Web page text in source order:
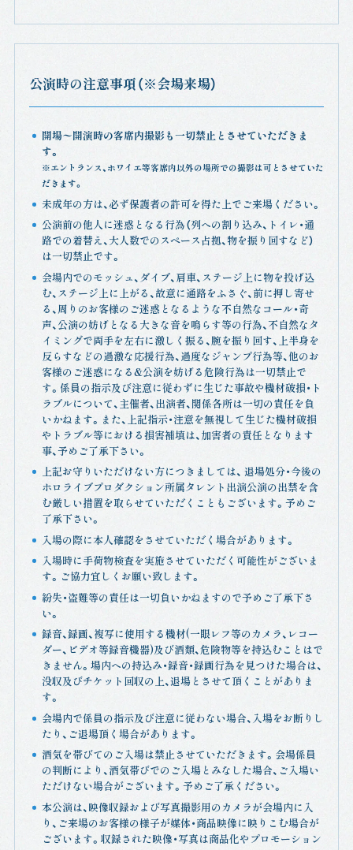
公演時の注意事項（※会場来場）
開場〜開演時の客席内撮影も一切禁止とさせていただきま
す。
※エントランス、ホワイエ等客席内以外の場所での撮影は可とさせていた
だきます。
未成年の方は、必ず保護者の許可を得た上でご来場ください。
公演前の他人に迷惑となる行為（列への割り込み、トイレ・通
路での着替え、大人数でのスペース占拠、物を振り回すなど）
は一切禁止です。
会場内でのモッシュ、ダイブ、肩車、ステージ上に物を投げ込
む、ステージ上に上がる、故意に通路をふさぐ、前に押し寄せ
る、周りのお客様のご迷惑となるような不自然なコール・奇
声、公演の妨げとなる大きな音を鳴らす等の行為、不自然なタ
イミングで両手を左右に激しく振る、腕を振り回す、上半身を
反らすなどの過激な応援行為、過度なジャンプ行為等、他のお
客様のご迷惑になる&公演を妨げる危険行為は一切禁止で
す。係員の指示及び注意に従わずに生じた事故や機材破損・ト
ラブルについて、主催者、出演者、関係各所は一切の責任を負
いかねます。また、上記指示・注意を無視して生じた機材破損
やトラブル等における損害補填は、加害者の責任となります
事、予めご了承下さい。
上記お守りいただけない方につきましては、 退場処分・今後の
ホロライブプロダクション所属タレント出演公演の出禁を含
む厳しい措置を取らせていただくこともございます。予めご
了承下さい。
入場の際に本人確認をさせていただく場合があります。
入場時に手荷物検査を実施させていただく可能性がございま
す。ご協力宜しくお願い致します。
紛失・盗難等の責任は一切負いかねますので予めご了承下さ
い。
録音、録画、複写に使用する機材(一眼レフ等のカメラ、レコー
ダー、ビデオ等録音機器)及び酒類、危険物等を持込むことはで
きません。場内への持込み・録音・録画行為を見つけた場合は、
没収及びチケット回収の上、退場とさせて頂くことがありま
す。
会場内で係員の指示及び注意に従わない場合、入場をお断りし
たり、ご退場頂く場合があります。
酒気を帯びてのご入場は禁止させていただきます。会場係員
の判断により、酒気帯びでのご入場とみなした場合、ご入場い
ただけない場合がございます。予めご了承ください。
本公演は、映像収録および写真撮影用のカメラが会場内に入
り、ご来場のお客様の様子が媒体・商品映像に映りこむ場合が
ございます。収録された映像・写真は商品化やプロモーション